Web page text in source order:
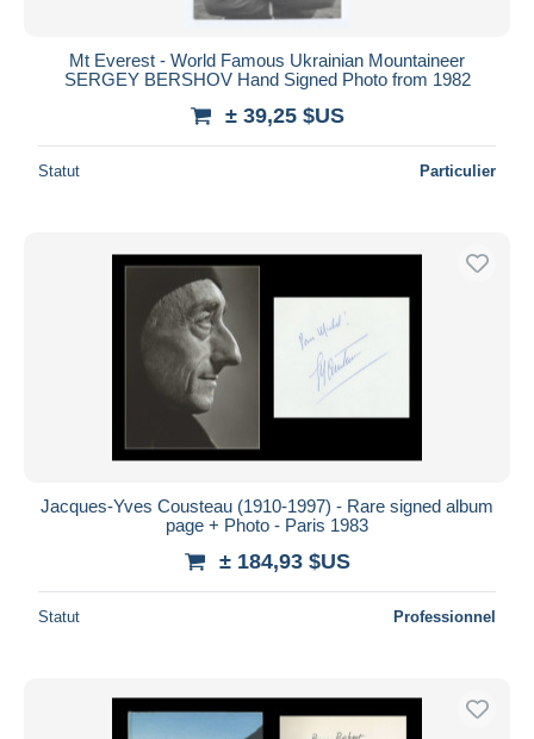
Mt Everest - World Famous Ukrainian Mountaineer
SERGEY BERSHOV Hand Signed Photo from 1982
± 39,25 $US
Statut Particulier
Jacques-Yves Cousteau (1910-1997) - Rare signed album
page + Photo - Paris 1983
± 184,93 $US
Statut Professionnel